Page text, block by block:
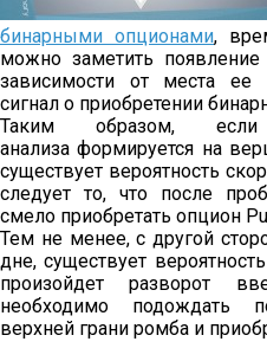
бинарными опционами,
можно заметить
зависимости от места ее
сигнал о приобретении
Таким образом, если
анализа формируется на
существует вероятность
следует то, что после
смело приобретать опцион
Тем не менее, с другой
дне, существует
произойдет разворот
необходимо подождать
верхней грани ромба и